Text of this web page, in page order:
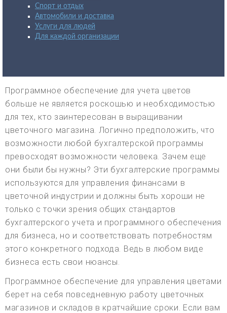
Спорт и отдых
Автомобили и доставка
Услуги для людей
Для каждой организации
Программное обеспечение для учета цветов
больше не является роскошью и необходимостью
для тех, кто заинтересован в выращивании
цветочного магазина. Логично предположить, что
возможности любой бухгалтерской программы
превосходят возможности человека. Зачем еще
они были бы нужны? Эти бухгалтерские программы
используются для управления финансами в
цветочной индустрии и должны быть хороши не
только с точки зрения общих стандартов
бухгалтерского учета и программного обеспечения
для бизнеса, но и соответствовать потребностям
этого конкретного подхода. Ведь в любом виде
бизнеса есть свои нюансы.
Программное обеспечение для управления цветами
берет на себя повседневную работу цветочных
магазинов и складов в кратчайшие сроки. Если вам